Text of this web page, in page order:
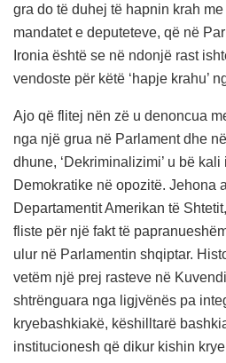
gra do të duhej të hapnin krah
mandatet e deputeteve, që në
Ironia është se në ndonjë rast
vendoste për këtë ‘hapje krahu’
Ajo që flitej nën zë u denoncua
nga një grua në Parlament dhe
dhune, ‘Dekriminalizimi’ u bë
Demokratike në opozitë. Jehona
Departamentit Amerikan të
fliste për një fakt të
ulur në Parlamentin shqiptar.
vetëm një prej rasteve në
shtrënguara nga ligjvënës pa
kryebashkiakë, këshilltarë
institucionesh që dikur kishin